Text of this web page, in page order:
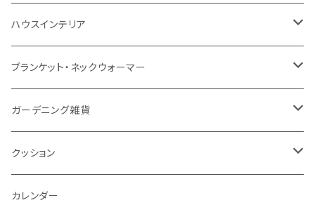
防水
ナイロン
カスタムデザインタンブラー
陶器
磁器マグ・湯呑
カスタムデザイン
保存容器
キッチンツール
メモ
ノート
付箋
トレイ
パットカバー、ブックカバー
ハンディライト
デスクライト
付属ライト
ランタン
非常食
充電器
モバイルスタンド
モバイルリング
アクセサリー・スマホケース
タッチペン
折りたたみ式ミラー
スライド式ミラー
ケース付きミラー
手持ちミラー
ビューティー雑貨
ハウスインテリア
ピクチャーボード、ポスター
フォトフレーム、スタンド
キーホルダー
時計
ブランケット・ネックウォーマー
ブランケット
ネックウォーマー
マフラー・ストール
ガーデニング雑貨
F.O.B COOP
クッション
折りたたみクッション
カレンダー